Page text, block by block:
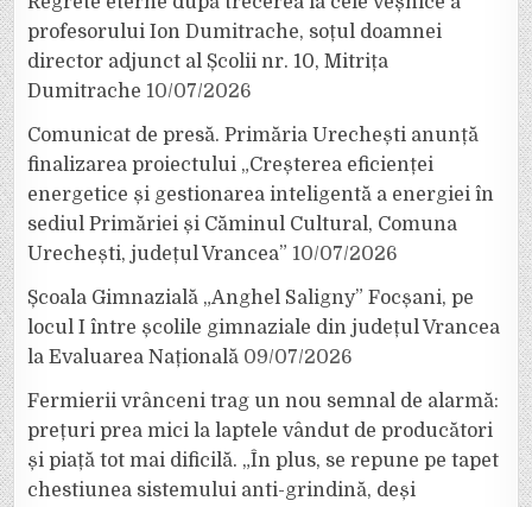
profesorului Ion Dumitrache, soțul doamnei
director adjunct al Școlii nr. 10, Mitrița
Dumitrache 10/07/2026
Comunicat de presă. Primăria Urechești anunță
finalizarea proiectului „Creșterea eficienței
energetice și gestionarea inteligentă a energiei în
sediul Primăriei și Căminul Cultural, Comuna
Urechești, județul Vrancea” 10/07/2026
Școala Gimnazială „Anghel Saligny” Focșani, pe
locul I între școlile gimnaziale din județul Vrancea
la Evaluarea Națională 09/07/2026
Fermierii vrânceni trag un nou semnal de alarmă:
prețuri prea mici la laptele vândut de producători
și piață tot mai dificilă. „În plus, se repune pe tapet
chestiunea sistemului anti-grindină, deși